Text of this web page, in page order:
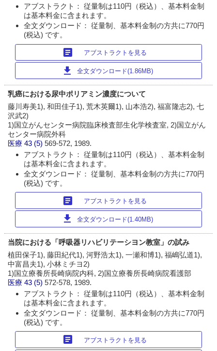
アブストラクト： 従量制は110円（税込）、基本料金制
は基本料金に含まれます。
全文ダウンロード： 従量制、基本料金制の方共に770円
(税込) です。
article アブストラクトを見る
download 全文ダウンロード(1.86MB)
乳癌における尿中ポリアミン濃度について
藤川寿美1), 和田佳子1), 荒木英爾1), 山本浩2), 福富隆志2), 七
沢武2)
1)国立がんセンター病院臨床検査部生化学検査室, 2)国立がん
センター病院外科
医療 43 (5)569-572, 1989.
アブストラクト： 従量制は110円（税込）、基本料金制
は基本料金に含まれます。
全文ダウンロード： 従量制、基本料金制の方共に770円
(税込) です。
article アブストラクトを見る
download 全文ダウンロード(1.40MB)
当院における「呼吸器リハビリテーシヨン教室」の試み
植田保子1), 藤田紀代1), 河野浩太1), 一瀬和博1), 福嶋弘道1),
中富昌夫1), 小林ミチヨ2)
1)国立療養所長崎病院内科, 2)国立療養所長崎病院看護部
医療 43 (5)572-578, 1989.
アブストラクト： 従量制は110円（税込）、基本料金制
は基本料金に含まれます。
全文ダウンロード： 従量制、基本料金制の方共に770円
(税込) です。
article アブストラクトを見る